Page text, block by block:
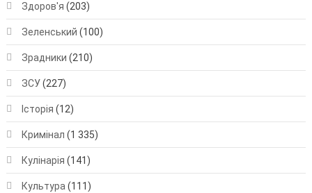
Здоров'я (203)
Зеленський (100)
Зрадники (210)
ЗСУ(227)
Історія (12)
Кримінал (1 335)
Кулінарія (141)
Культура (111)